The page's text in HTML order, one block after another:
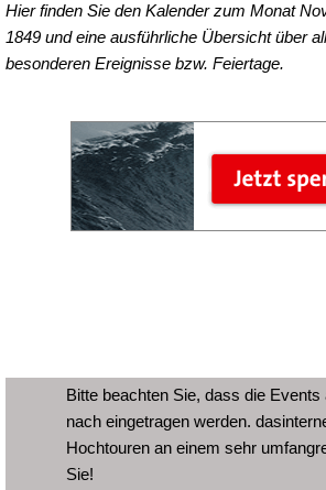
Hier finden Sie den Kalender zum Monat
1849 und eine ausführliche Übersicht über
besonderen Ereignisse bzw. Feiertage.
Bitte beachten Sie, dass die Events
nach eingetragen werden.
Hochtouren an einem sehr
Sie!